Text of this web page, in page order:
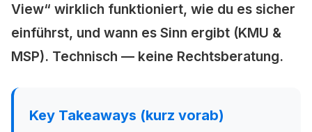
View“ wirklich funktioniert, wie du es sicher
einführst, und wann es Sinn ergibt (KMU &
MSP). Technisch — keine Rechtsberatung.
Key Takeaways (kurz vorab)